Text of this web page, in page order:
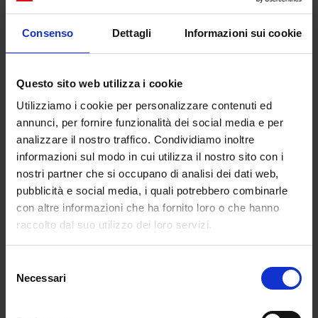
Consenso Dettagli Informazioni sui cookie
Questo sito web utilizza i cookie
Utilizziamo i cookie per personalizzare contenuti ed
annunci, per fornire funzionalità dei social media e per
analizzare il nostro traffico. Condividiamo inoltre
informazioni sul modo in cui utilizza il nostro sito con i
nostri partner che si occupano di analisi dei dati web,
pubblicità e social media, i quali potrebbero combinarle
con altre informazioni che ha fornito loro o che hanno
raccolto dal suo utilizzo dei loro servizi.
delNecessari
il meno possibile. Preferisco l’interazione umana al
hardest of times, it is important to still dream
La posizione di Lee è rispettabile ma il social media
ha comunque un ruolo chiave per la comunicazione
diretta con il consumatore finale, sia per attività di
visibilità e partecipazione, sia come generatore di
entrate. Un’operazione simile in un momento come
quello che oggi si sta vivendo, che ci vincola ad
essere isolati nei nostri confini domestici e
amplifica la consapevolezza dell’importanza della
della gestione della community, quei quattro milioni
di follower (di cui 2,5 milioni su Instagram) come